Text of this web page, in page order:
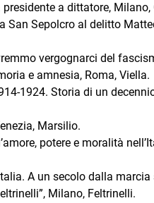
a dittatore, Milano,
San Sepolcro al delitto
vergognarci del
e amnesia, Roma, Viella.
1924. Storia di un
Marsilio.
potere e moralità
A un secolo dalla marcia
Milano, Feltrinelli.